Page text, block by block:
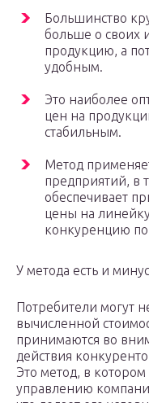
Большинство
больше о своих
продукцию, а
удобным.
Это наиболее
цен на
стабильным.
Метод
предприятий, в
обеспечивает
цены на
конкуренцию по
У метода есть и
Потребители могут
вычисленной
принимаются во
действия
Это метод, в
управлению